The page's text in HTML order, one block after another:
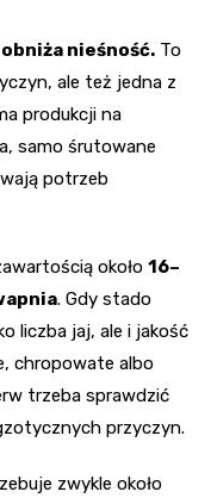
nieśność. To
ale też jedna z
produkcji na
samo śrutowane
potrzeb
około 16–
. Gdy stado
liczba jaj, ale i jakość
chropowate albo
trzeba sprawdzić
przyczyn.
zwykle około